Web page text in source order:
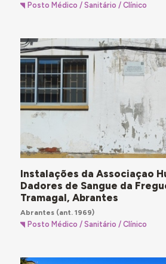
Posto Médico / Sanitário / Clínico
Instalações da Associaçao
Dadores de Sangue da
Tramagal, Abrantes
Abrantes(ant. 1969)
Posto Médico / Sanitário / Clínico